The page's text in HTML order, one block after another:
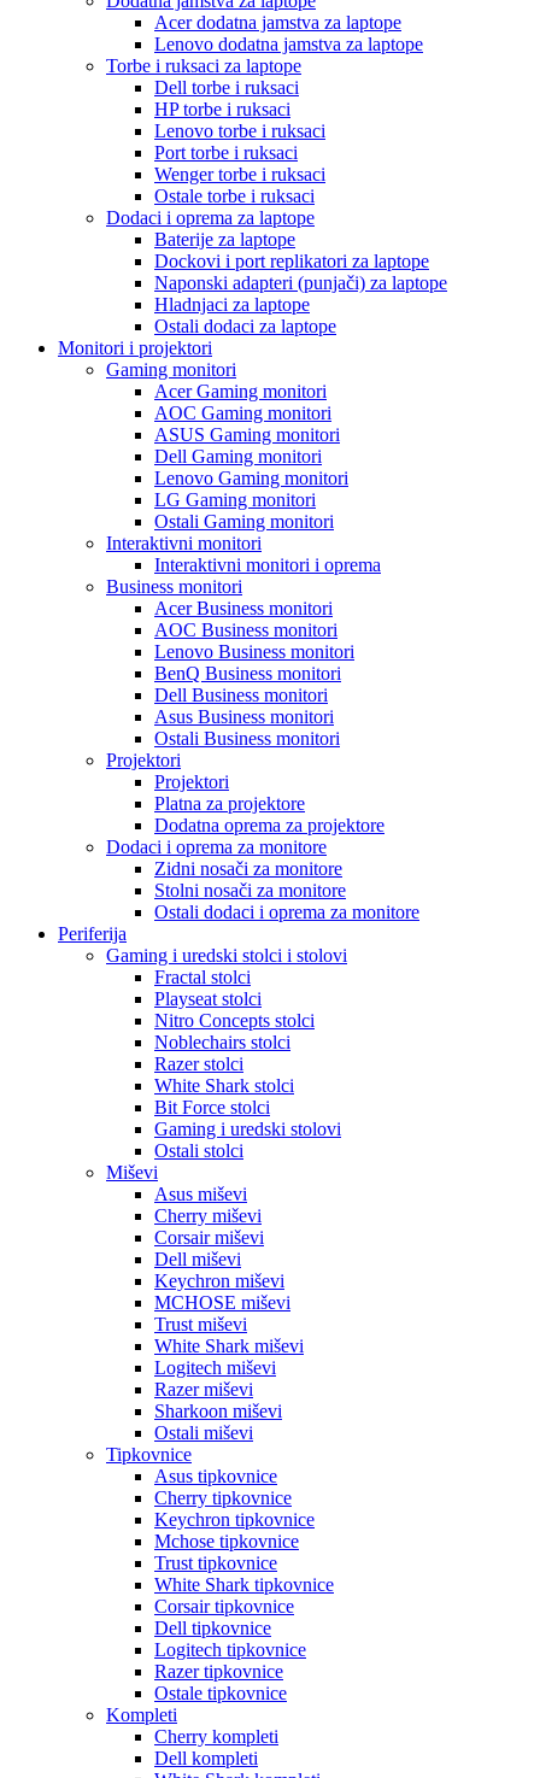
Acer dodatna jamstva za laptope
Lenovo dodatna jamstva za laptope
Torbe i ruksaci za laptope
Dell torbe i ruksaci
HP torbe i ruksaci
Lenovo torbe i ruksaci
Port torbe i ruksaci
Wenger torbe i ruksaci
Ostale torbe i ruksaci
Dodaci i oprema za laptope
Baterije za laptope
Dockovi i port replikatori za laptope
Naponski adapteri (punjači) za laptope
Hladnjaci za laptope
Ostali dodaci za laptope
Monitori i projektori
Gaming monitori
Acer Gaming monitori
AOC Gaming monitori
ASUS Gaming monitori
Dell Gaming monitori
Lenovo Gaming monitori
LG Gaming monitori
Ostali Gaming monitori
Interaktivni monitori
Interaktivni monitori i oprema
Business monitori
Acer Business monitori
AOC Business monitori
Lenovo Business monitori
BenQ Business monitori
Dell Business monitori
Asus Business monitori
Ostali Business monitori
Projektori
Projektori
Platna za projektore
Dodatna oprema za projektore
Dodaci i oprema za monitore
Zidni nosači za monitore
Stolni nosači za monitore
Ostali dodaci i oprema za monitore
Periferija
Gaming i uredski stolci i stolovi
Fractal stolci
Playseat stolci
Nitro Concepts stolci
Noblechairs stolci
Razer stolci
White Shark stolci
Bit Force stolci
Gaming i uredski stolovi
Ostali stolci
Miševi
Asus miševi
Cherry miševi
Corsair miševi
Dell miševi
Keychron miševi
MCHOSE miševi
Trust miševi
White Shark miševi
Logitech miševi
Razer miševi
Sharkoon miševi
Ostali miševi
Tipkovnice
Asus tipkovnice
Cherry tipkovnice
Keychron tipkovnice
Mchose tipkovnice
Trust tipkovnice
White Shark tipkovnice
Corsair tipkovnice
Dell tipkovnice
Logitech tipkovnice
Razer tipkovnice
Ostale tipkovnice
Kompleti
Cherry kompleti
Dell kompleti